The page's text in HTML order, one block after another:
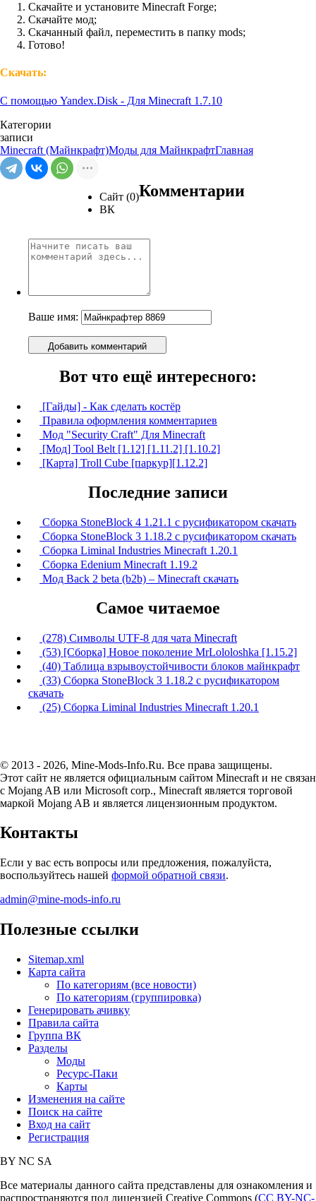
Скачайте и установите Minecraft Forge;
Скачайте мод;
Скачанный файл, переместить в папку mods;
Готово!
Скачать:
С помощью Yandex.Disk - Для Minecraft 1.7.10
Категории
записи
Minecraft (Майнкрафт)Моды для МайнкрафтГлавная
Сайт (0)
ВК
Комментарии
Ваше имя:
Добавить комментарий
Вот что ещё интересного:
[Гайды] - Как сделать костёр
Правила оформления комментариев
Мод "Security Сraft" Для Minecraft
[Мод] Tool Belt [1.12] [1.11.2] [1.10.2]
[Карта] Troll Cube [паркур][1.12.2]
Последние записи
Сборка StoneBlock 4 1.21.1 с русификатором скачать
Сборка StoneBlock 3 1.18.2 с русификатором скачать
Сборка Liminal Industries Minecraft 1.20.1
Сборка Edenium Minecraft 1.19.2
Мод Back 2 beta (b2b) – Minecraft скачать
Самое читаемое
(278) Символы UTF-8 для чата Minecraft
(53) [Сборка] Новое поколение MrLololoshka [1.15.2]
(40) Таблица взрывоустойчивости блоков майнкрафт
(33) Сборка StoneBlock 3 1.18.2 с русификатором
скачать
(25) Сборка Liminal Industries Minecraft 1.20.1
© 2013 - 2026, Mine-Mods-Info.Ru. Все права защищены.
Этот сайт не является официальным сайтом Minecraft и не связан
с Mojang AB или Microsoft corp., Minecraft является торговой
маркой Mojang AB и является лицензионным продуктом.
Контакты
Если у вас есть вопросы или предложения, пожалуйста,
воспользуйтесь нашей формой обратной связи.
admin@mine-mods-info.ru
Полезные ссылки
Sitemap.xml
Карта сайта
По категориям (все новости)
По категориям (группировка)
Генерировать ачивку
Правила сайта
Группа ВК
Разделы
Моды
Ресурс-Паки
Карты
Изменения на сайте
Поиск на сайте
Вход на сайт
Регистрация
BY NC SA
Все материалы данного сайта представлены для ознакомления и
распространяются под лицензией Creative Commons (CC BY-NC-